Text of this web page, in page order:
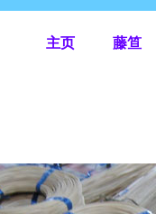
主页 藤笪